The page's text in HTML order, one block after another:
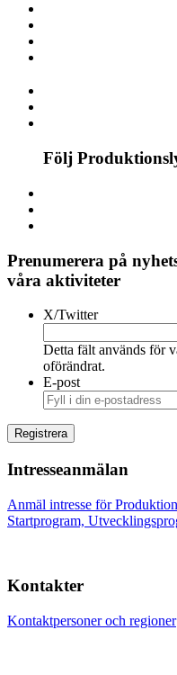
Följ
Prenumerera på
våra aktiviteter
X/Twitter
Detta fält används för
oförändrat.
E-post
Intresseanmälan
Anmäl intresse för
Startprogram,
Kontakter
Kontaktpersoner och regioner